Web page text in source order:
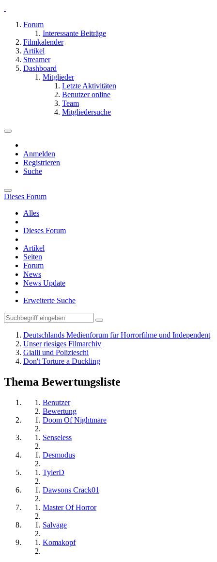
Forum
Interessante Beiträge
Filmkalender
Artikel
Streamer
Dashboard
Mitglieder
Letzte Aktivitäten
Benutzer online
Team
Mitgliedersuche
Anmelden
Registrieren
Suche
Dieses Forum
Alles
Dieses Forum
Artikel
Seiten
Forum
News
News Update
Erweiterte Suche
Deutschlands Medienforum für Horrorfilme und Independent
Unser riesiges Filmarchiv
Gialli und Polizieschi
Don't Torture a Duckling
Thema Bewertungsliste
Benutzer
Bewertung
Doom Of Nightmare
Senseless
Desmodus
TylerD
Dawsons Crack01
Master Of Horror
Salvage
Komakopf